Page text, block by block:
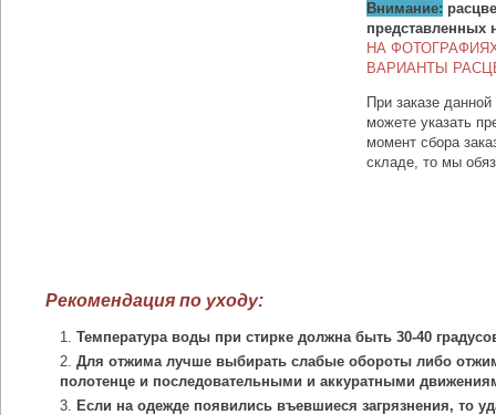
Внимание:
представленных
НА
ВАРИАНТЫ
При заказе
можете указать
момент сбора
складе, то мы
Рекомендация по уходу:
Температура воды при стирке должна быть 30-40
Для отжима лучше выбирать слабые обороты либо
полотенце и последовательными и аккуратными
Если на одежде появились въевшиеся загрязнения, то